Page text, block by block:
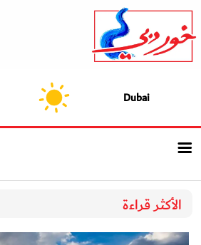
Dubai
الرئيسيــة
الأكثر قراءة